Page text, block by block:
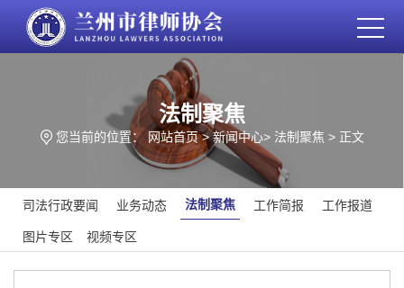
法制聚焦
您当前的位置：网站首页>新闻中心> 法制聚焦 > 正文
司法行政要闻 业务动态 法制聚焦 工作简报 工作报道
图片专区 视频专区